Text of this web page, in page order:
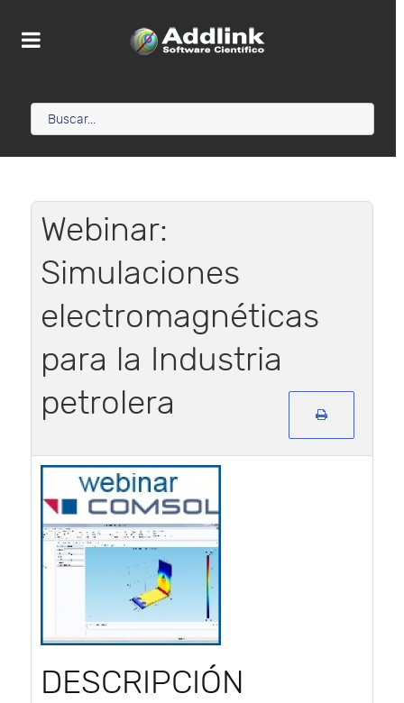
Webinar:
Simulaciones
electromagnéticas
para la Industria
petrolera
DESCRIPCIÓN